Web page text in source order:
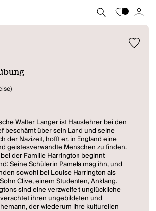
Walter Langer ist Hauslehrer bei den
beschämt über sein Land und seine
der Nazizeit, hofft er, in England eine
geistesverwandte Menschen zu finden.
der Familie Harrington beginnt
Seine Schülerin Pamela mag ihn, und
sowohl bei Louise Harrington als
Clive, einem Studenten, Anklang.
sind eine verzweifelt unglückliche
ihren ungebildeten und
der wiederum ihre kulturellen